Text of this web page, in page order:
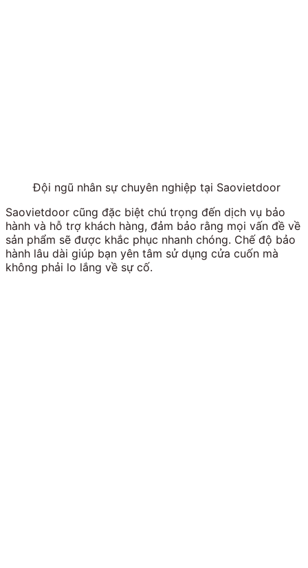
Đội ngũ nhân sự chuyên nghiệp tại Saovietdoor
Saovietdoor cũng đặc biệt chú trọng đến dịch vụ bảo
hành và hỗ trợ khách hàng, đảm bảo rằng mọi vấn đề về
sản phẩm sẽ được khắc phục nhanh chóng. Chế độ bảo
hành lâu dài giúp bạn yên tâm sử dụng cửa cuốn mà
không phải lo lắng về sự cố.